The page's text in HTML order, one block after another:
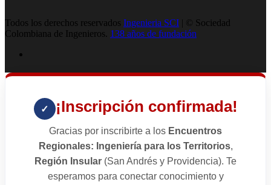
Todos los derechos reservados Ingenieria SCI | © Sociedad
Colombiana de Ingenieros. 138 años de fundación
✓ ¡Inscripción confirmada!
Gracias por inscribirte a los Encuentros
Regionales: Ingeniería para los Territorios,
Región Insular (San Andrés y Providencia). Te
esperamos para conectar conocimiento y